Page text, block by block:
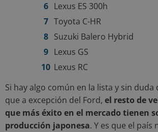
Lexus ES 300h
Toyota C-HR
Suzuki Balero Hybrid
Lexus GS
Lexus RC
Si hay algo común en la lista y sin duda
que a excepción del Ford, el resto de
que más éxito en el mercado tienen
producción japonesa. Y es que el país